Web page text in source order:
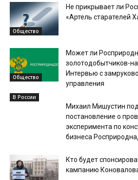
Общество
Не прикрывает ли
«Артель старателей
Общество
Может ли
золотодобытчиков-
Интервью с
управления
В России
Михаил Мишустин
постановление о
эксперимента по
бизнеса
Кто будет
кампанию